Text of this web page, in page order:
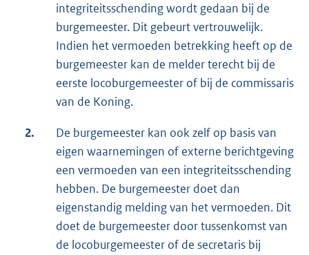
integriteitsschending wordt gedaan bij de
burgemeester. Dit gebeurt vertrouwelijk.
Indien het vermoeden betrekking heeft op de
burgemeester kan de melder terecht bij de
eerste locoburgemeester of bij de commissaris
van de Koning.
2.
De burgemeester kan ook zelf op basis van
eigen waarnemingen of externe berichtgeving
een vermoeden van een integriteitsschending
hebben. De burgemeester doet dan
eigenstandig melding van het vermoeden. Dit
doet de burgemeester door tussenkomst van
de locoburgemeester of de secretaris bij